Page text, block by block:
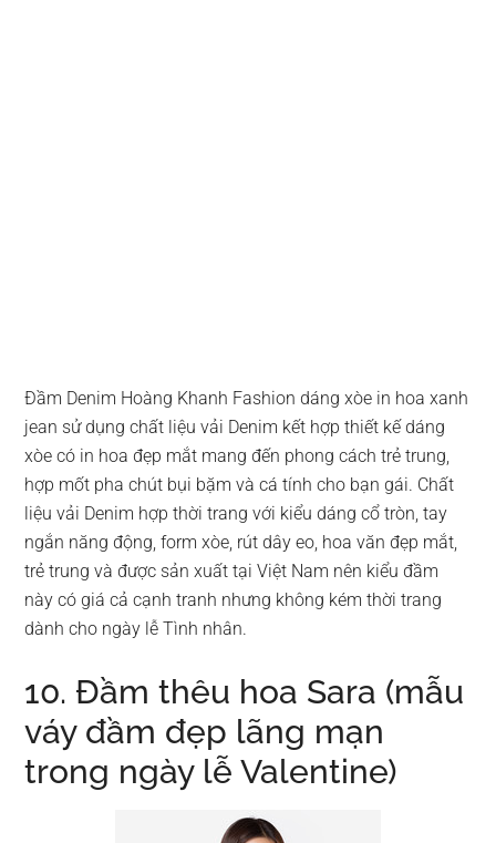
Đầm Denim Hoàng Khanh Fashion dáng xòe in hoa xanh
jean sử dụng chất liệu vải Denim kết hợp thiết kế dáng
xòe có in hoa đẹp mắt mang đến phong cách trẻ trung,
hợp mốt pha chút bụi bặm và cá tính cho bạn gái. Chất
liệu vải Denim hợp thời trang với kiểu dáng cổ tròn, tay
ngắn năng động, form xòe, rút dây eo, hoa văn đẹp mắt,
trẻ trung và được sản xuất tại Việt Nam nên kiểu đầm
này có giá cả cạnh tranh nhưng không kém thời trang
dành cho ngày lễ Tình nhân.
10. Đầm thêu hoa Sara (mẫu
váy đầm đẹp lãng mạn
trong ngày lễ Valentine)